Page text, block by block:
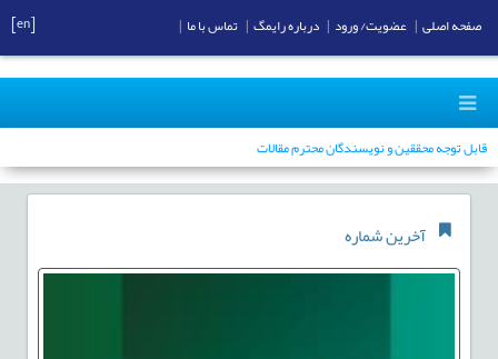
قابل توجه محققین و نویسندگان محترم مقالات
آخرین شماره
صفحه اصلی عضویت/ ورود درباره رایمگ تماس با ما